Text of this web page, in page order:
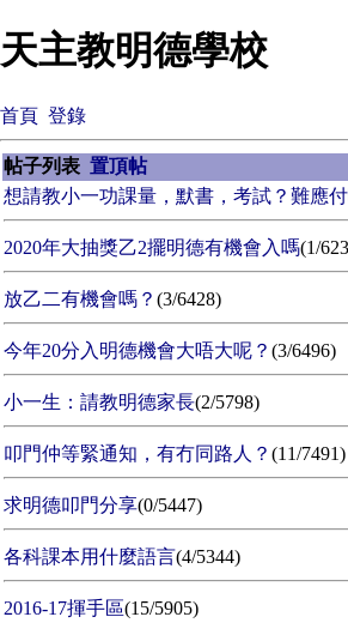
天主教明德學校
首頁 登錄
帖子列表 置頂帖
想請教小一功課量，默書，考試？難應付
2020年大抽獎乙2擺明德有機會入嗎(1/
放乙二有機會嗎？ (3/6428)
今年20分入明德機會大唔大呢？ (3/6496)
小一生：請教明德家長(2/5798)
叩門仲等緊通知，有冇同路人？ (11/7491)
求明德叩門分享(0/5447)
各科課本用什麼語言(4/5344)
2016-17揮手區(15/5905)